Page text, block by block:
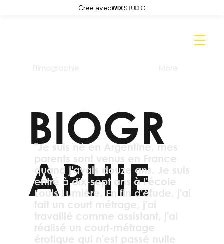
Créé avec
BIOGR
APHIE
"Je suis né en Argentine, mes
parents sont venus en France
quand j'avais douze ans. Je suis
entré à dix-sept ans à l'école
Louis Lumière. En fin d'étude, j'ai
fait un court métrage, j'ai
travaillé comme assistant, j'ai
réalisé un court-métrage
érotique qui n'est passé nulle